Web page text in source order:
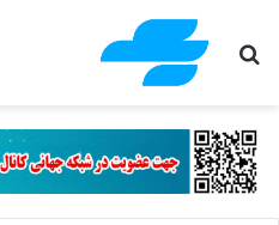
جستجو برای